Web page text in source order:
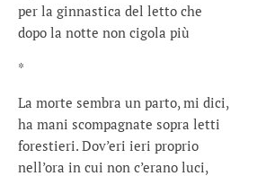
per la ginnastica del letto che
dopo la notte non cigola più
*
La morte sembra un parto, mi dici,
ha mani scompagnate sopra letti
forestieri. Dov’eri ieri proprio
nell’ora in cui non c’erano luci,